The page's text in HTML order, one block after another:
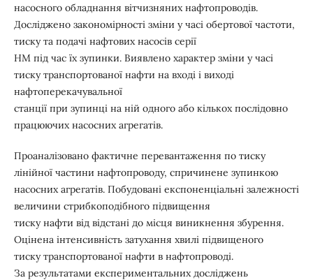
насосного обладнання вітчизняних нафтопроводів.
Досліджено закономірності зміни у часі обертової частоти,
тиску та подачі нафтових насосів серії
НМ під час їх зупинки. Виявлено характер зміни у часі
тиску транспортованої нафти на вході і виході
нафтоперекачувальної
станції при зупинці на ній одного або кількох послідовно
працюючих насосних агрегатів.
Проаналізовано фактичне перевантаження по тиску
лінійної частини нафтопроводу, спричинене зупинкою
насосних агрегатів. Побудовані експоненціальні залежності
величини стрибкоподібного підвищення
тиску нафти від відстані до місця виникнення збурення.
Оцінена інтенсивність затухання хвилі підвищеного
тиску транспортованої нафти в нафтопроводі.
За результатами експериментальних досліджень